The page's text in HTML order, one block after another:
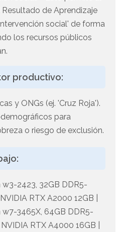
de Aprendizaje
social' de forma
los recursos públicos
productivo:
y ONGs (ej. 'Cruz Roja').
para
o riesgo de exclusión.
2423, 32GB DDR5-
RTX A2000 12GB |
3465X, 64GB DDR5-
RTX A4000 16GB |